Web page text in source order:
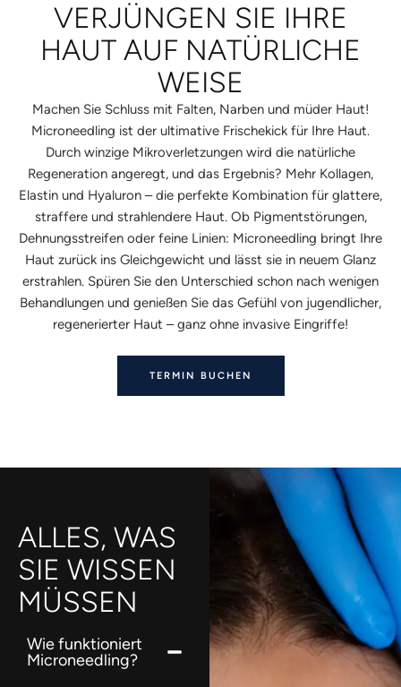
VERJÜNGEN SIE IHRE
HAUT AUF NATÜRLICHE
WEISE
Machen Sie Schluss mit Falten, Narben und müder Haut!
Microneedling ist der ultimative Frischekick für Ihre Haut.
Durch winzige Mikroverletzungen wird die natürliche
Regeneration angeregt, und das Ergebnis? Mehr Kollagen,
Elastin und Hyaluron – die perfekte Kombination für glattere,
straffere und strahlendere Haut. Ob Pigmentstörungen,
Dehnungsstreifen oder feine Linien: Microneedling bringt Ihre
Haut zurück ins Gleichgewicht und lässt sie in neuem Glanz
erstrahlen. Spüren Sie den Unterschied schon nach wenigen
Behandlungen und genießen Sie das Gefühl von jugendlicher,
regenerierter Haut – ganz ohne invasive Eingriffe!
TERMIN BUCHEN
ALLES, WAS
SIE WISSEN
MÜSSEN
Wie funktioniert
Microneedling?